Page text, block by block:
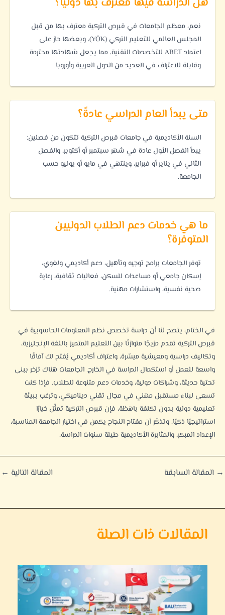
نعم، معظم الجامعات في قبرص التركية معترف بها من قبل
المجلس العالمي للتعليم التركي (YÖK)، وبعضها حاز على
اعتماد ABET للتخصصات التقنية، مما يجعل شهادتها محترمة
وقابلة للاعتراف في العديد من الدول العربية وأوروبا.
متى يبدأ العام الدراسي عادةً؟
السنة الأكاديمية في جامعات قبرص التركية تتكون من فصلين:
يبدأ الفصل الأول عادة في شهر سبتمبر أو أكتوبر، والفصل
الثاني في يناير أو فبراير، وينتهي في مايو أو يونيو حسب
الجامعة.
ما هي خدمات دعم الطلاب الدوليين
المتوفرة؟
توفر الجامعات برامج توجيه وتأهيل، دعم أكاديمي ولغوي،
إسكان جامعي أو مساعدات للسكن، فعاليات ثقافية، رعاية
صحية نفسية، واستشارات مهنية.
في الختام، يتضح لنا أن دراسة تخصص نظم المعلومات الحاسوبية في
قبرص التركية تقدم مزيجًا متوازنًا بين التعليم المتميز باللغة الإنجليزية،
وتكاليف دراسية ومعيشية ميسّرة، واعتراف أكاديمي يُفتح لك آفاقًا
واسعة للعمل أو استكمال الدراسة في الخارج. الجامعات هناك تزخر ببنى
تحتية حديثة، وشراكات دولية، وخدمات دعم متنوعة للطلاب. فإذا كنت
تسعى لبناء مستقبل مهني في مجال تقني ديناميكي، وترغب ببيئة
تعليمية دولية بدون تكلفة باهظة، فإن قبرص التركية تمثّل خيارًا
استراتيجيًا ذكيًا. وتذكّر أن مفتاح النجاح يكمن في اختيار الجامعة المناسبة،
الإعداد المبكر، والمثابرة الأكاديمية طيلة سنوات الدراسة.
→ المقالة السابقة المقالة التالية ←
المقالات ذات الصلة